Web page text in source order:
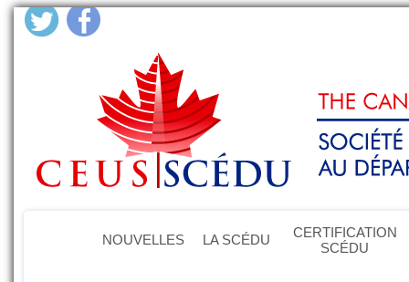
NOUVELLES LA SCÉDU
CERTIFICATION
SCÉDU